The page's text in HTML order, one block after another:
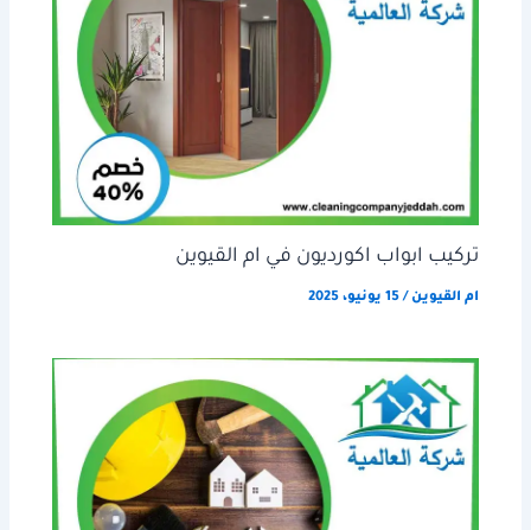
تركيب ابواب اكورديون في ام القيوين
ام القيوين /15 يونيو، 2025